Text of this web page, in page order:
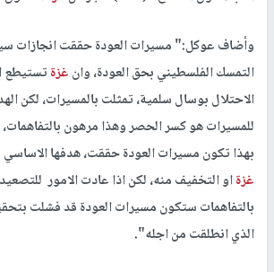
وأضاف عوكل:" مسيرات العودة حققت انجازات
التمسك الفلسطيني بحق العودة، وانغزةتستيطع
الاحتلال بوسال سلمية، تمثلت بالمسيرات، لكن
للمسيرات هو كسر الحصر وهذا مرهون بالتفاهمات،
بهذا تكون مسيرات العودة حققت، هدفها
غزةاو التخفيف منه، لكن اذا عادت الامور
بالتفاهمات ستكون مسيرات العودة قد فشلت
الذي انطلقت من اجله".